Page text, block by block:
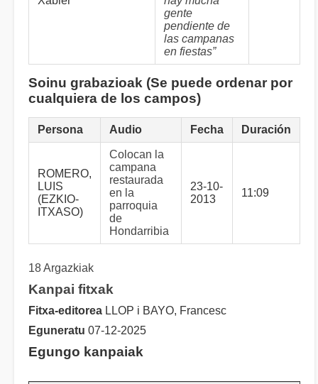
gente
pendiente de
las campanas
en fiestas”
Soinu grabazioak (Se puede ordenar por
cualquiera de los campos)
Persona Audio Fecha Duración
ROMERO,
LUIS
(EZKIO-
ITXASO)
Colocan la
campana
restaurada
en la
parroquia
de
Hondarribia
23-10-
2013
11:09
18 Argazkiak
Kanpai fitxak
Fitxa-editorea LLOP i BAYO, Francesc
Eguneratu 07-12-2025
Egungo kanpaiak